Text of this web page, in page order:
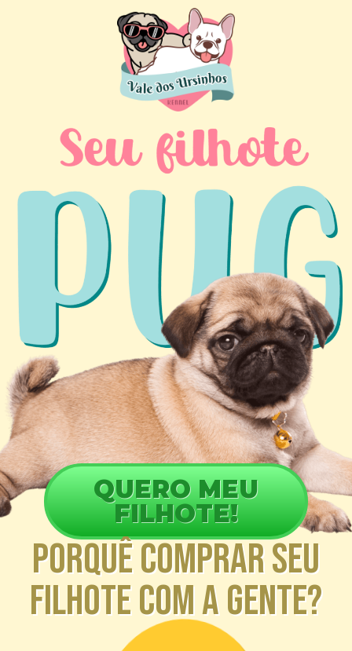
QUERO MEU
FILHOTE!
porquê comprar seu
filhote com a gente?